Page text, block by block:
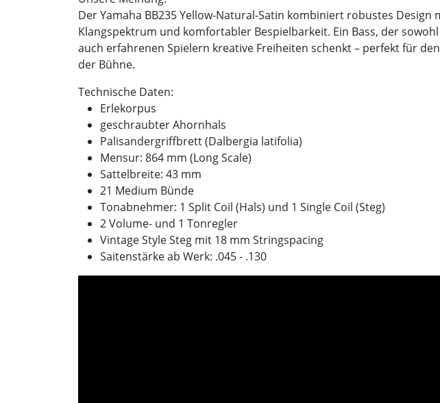
Der Yamaha BB235 Yellow-Natural-Satin kombiniert robustes Design
Klangspektrum und komfortabler Bespielbarkeit. Ein Bass, der
auch erfahrenen Spielern kreative Freiheiten schenkt – perfekt für
der Bühne.
Technische Daten:
Erlekorpus
geschraubter Ahornhals
Palisandergriffbrett (Dalbergia latifolia)
Mensur: 864 mm (Long Scale)
Sattelbreite: 43 mm
21 Medium Bünde
Tonabnehmer: 1 Split Coil (Hals) und 1 Single Coil (Steg)
2 Volume- und 1 Tonregler
Vintage Style Steg mit 18 mm Stringspacing
Saitenstärke ab Werk: .045 - .130